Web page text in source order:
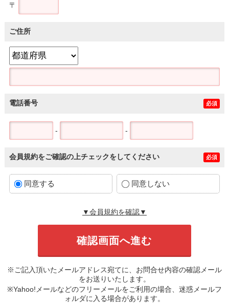
〒
ご住所
電話番号 必須
- -
会員規約をご確認の上チェックをしてください 必須
同意する 同意しない
▼会員規約を確認▼
※ご記入頂いたメールアドレス宛てに、お問合せ内容の確認メール
をお送りいたします。
※Yahoo!メールなどのフリーメールをご利用の場合、迷惑メールフ
ォルダに入る場合があります。